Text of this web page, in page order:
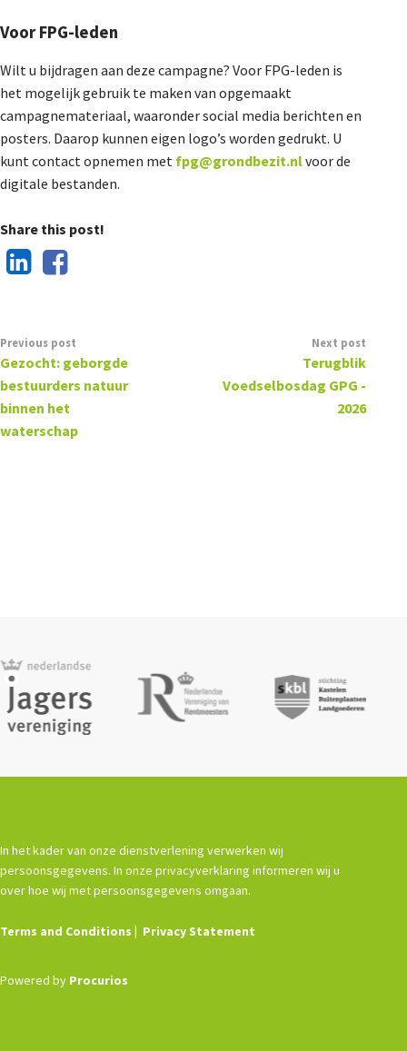
Voor FPG-leden
Wilt u bijdragen aan deze campagne? Voor FPG-leden is
het mogelijk gebruik te maken van opgemaakt
campagnemateriaal, waaronder social media berichten en
posters. Daarop kunnen eigen logo’s worden gedrukt. U
kunt contact opnemen met fpg@grondbezit.nlvoor de
digitale bestanden.
Share this post!
Previous post
Gezocht: geborgde
bestuurders natuur
binnen het
waterschap
Next post
Terugblik
Voedselbosdag GPG -
2026
In het kader van onze dienstverlening verwerken wij
persoonsgegevens. In onze privacyverklaring informeren wij u
over hoe wij met persoonsgegevens omgaan.
Terms and Conditions Privacy Statement
Powered by Procurios